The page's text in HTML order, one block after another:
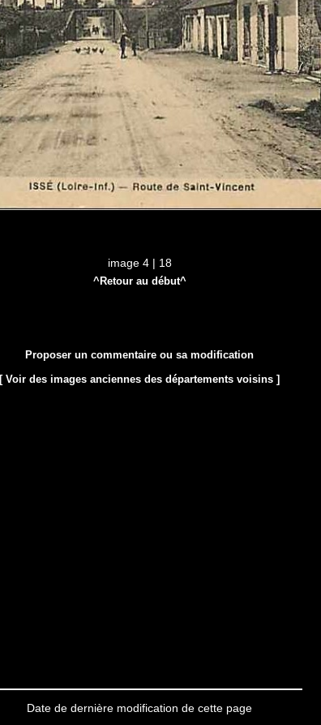
image 4 | 18
^Retour au début^
Proposer un commentaire ou sa modification
[ Voir des images anciennes des départements voisins ]
Date de dernière modification de cette page